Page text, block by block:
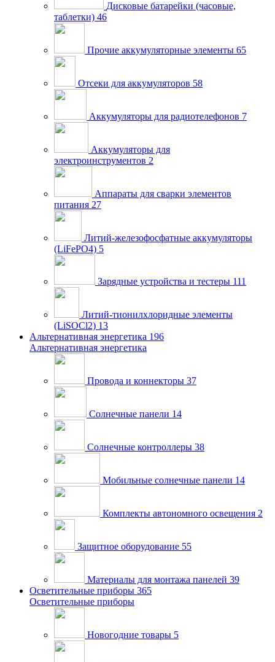
Дисковые батарейки (часовые,
таблетки) 46
Прочие аккумуляторные элементы 65
Отсеки для аккумуляторов 58
Аккумуляторы для радиотелефонов 7
Аккумуляторы для
электроинструментов 2
Аппараты для сварки элементов
питания 27
Литий-железофосфатные аккумуляторы
(LiFePO4) 5
Зарядные устройства и тестеры 111
Литий-тионилхлоридные элементы
(LiSOCl2) 13
Альтернативная энергетика 196
Альтернативная энергетика
Провода и коннекторы 37
Солнечные панели 14
Солнечные контроллеры 38
Мобильные солнечные панели 14
Комплекты автономного освещения 2
Защитное оборудование 55
Материалы для монтажа панелей 39
Осветительные приборы 365
Осветительные приборы
Новогодние товары 5